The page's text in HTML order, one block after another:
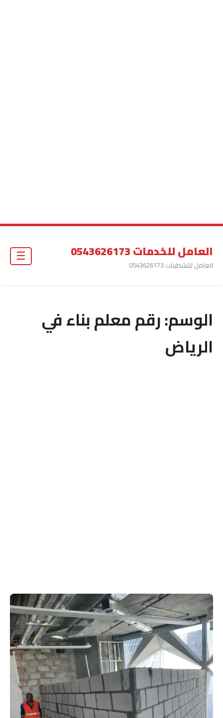
العامل للخدمات 0543626173
العامل للتشطيبات 0543626173
الوسم:رقم معلم بناء في
الرياض